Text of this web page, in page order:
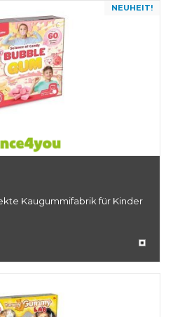
NEUHEIT!
Kaugummifabrik für Kinder